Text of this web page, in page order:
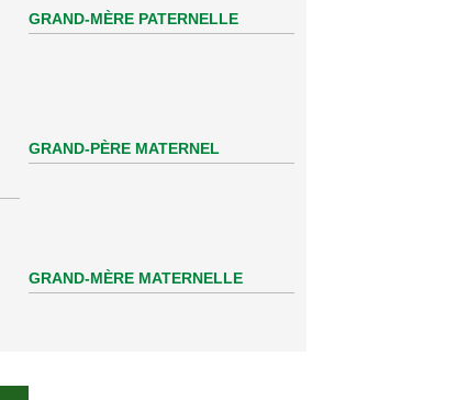
GRAND-MÈRE PATERNELLE
GRAND-PÈRE MATERNEL
GRAND-MÈRE MATERNELLE